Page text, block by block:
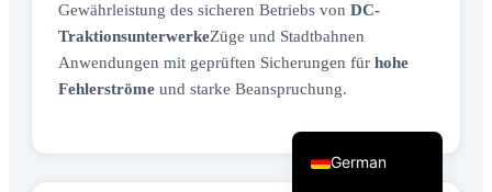
Gewährleistung des sicheren Betriebs von DC-
TraktionsunterwerkeZüge und Stadtbahnen
Anwendungen mit geprüften Sicherungen für hohe
Fehlerströme und starke Beanspruchung.
German
Portuguese
French
Spanish